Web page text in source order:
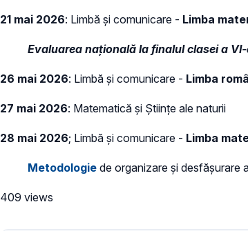
21 mai 2026: Limbă și comunicare - Limba
Evaluarea națională la finalul clasei a VI-
26 mai 2026: Limbă și comunicare - Limba
27 mai 2026: Matematică și Științe ale naturii
28 mai 2026; Limbă și comunicare - Limba
Metodologie de organizare și desfășurare
409 views